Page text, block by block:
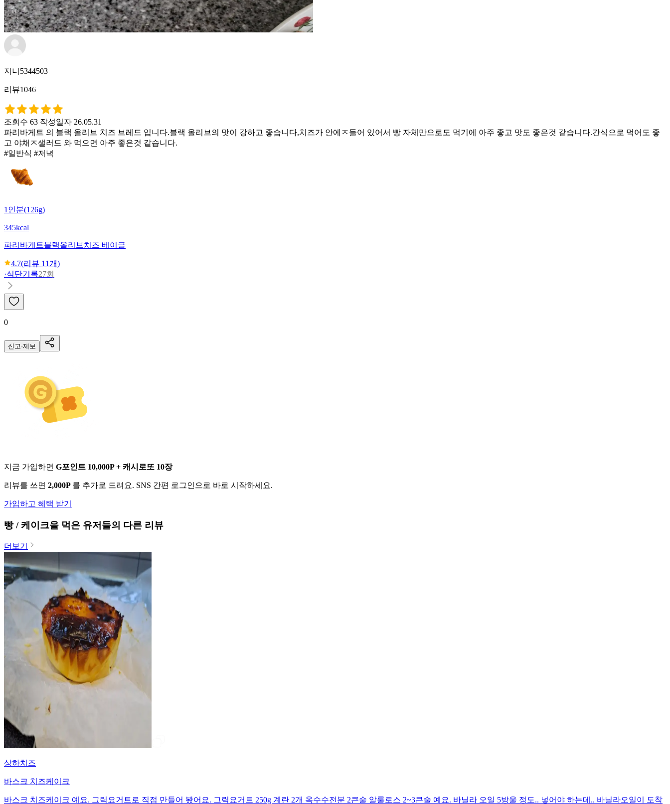
지니5344503
리뷰1046
조회수 63 작성일자 26.05.31
파리바게트 의 블랙 올리브 치즈 브레드 입니다.블랙 올리브의 맛이 강하고 좋습니다,치즈가 안에ㅈ들어 있어서 빵 자체만으로도 먹기에 아주 좋고 맛도 좋은것 같습니다.간식으로 먹어도 좋
고 야채ㅈ샐러드 와 먹으면 아주 좋은것 같습니다.
#일반식 #저녁
1인분(126g)
345kcal
파리바게트블랙올리브치즈 베이글
4.7(리뷰 11개)
·식단기록27회
0
신고·제보
지금 가입하면 G포인트 10,000P + 캐시로또 10장
리뷰를 쓰면 2,000P 를 추가로 드려요. SNS 간편 로그인으로 바로 시작하세요.
가입하고 혜택 받기
빵 / 케이크을 먹은 유저들의 다른 리뷰
더보기
상하치즈
바스크 치즈케이크
바스크 치즈케이크 예요. 그릭요거트로 직접 만들어 봤어요. 그릭요거트 250g 계란 2개 옥수수전분 2큰술 알룰로스 2~3큰술 예요. 바닐라 오일 5방울 정도.. 넣어야 하는데.. 바닐라오일이 도착